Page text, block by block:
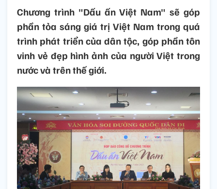
Chương trình "Dấu ấn Việt Nam" sẽ góp
phần tỏa sáng giá trị Việt Nam trong quá
trình phát triển của dân tộc, góp phần tôn
vinh vẻ đẹp hình ảnh của người Việt trong
nước và trên thế giới.